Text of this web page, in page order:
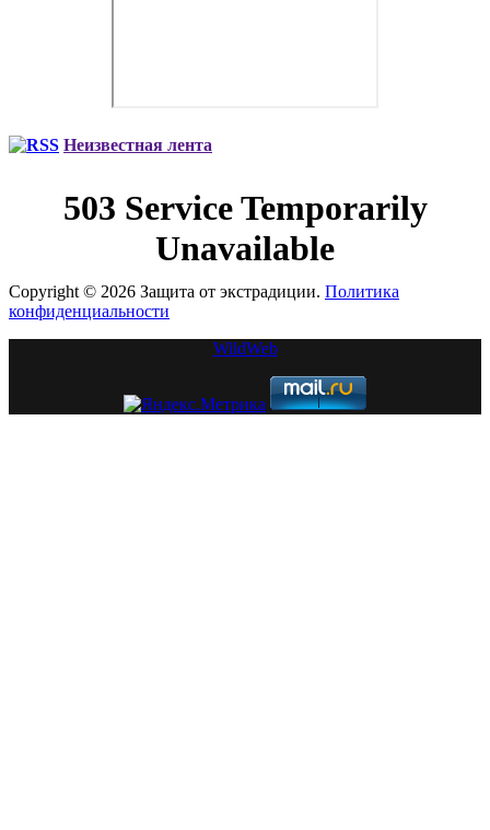
Неизвестная лента
Copyright © 2026 Защита от экстрадиции. Политика
конфиденциальности
WildWeb